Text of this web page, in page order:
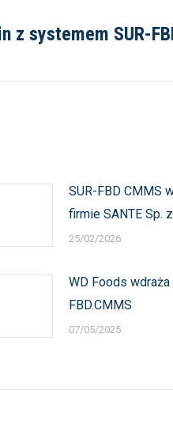
z systemem SUR-
SUR-FBD CMMS
firmie SANTE Sp.
25/02/2026
WD Foods wdraża
FBD.CMMS
07/05/2025